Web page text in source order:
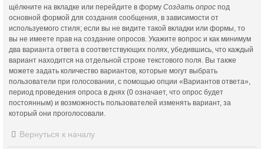
щёлкните на вкладке или перейдите в форму Создать опрос под
основной формой для создания сообщения, в зависимости от
используемого стиля; если вы не видите такой вкладки или формы, то
вы не имеете прав на создание опросов. Укажите вопрос и как минимум
два варианта ответа в соответствующих полях, убедившись, что каждый
вариант находится на отдельной строке текстового поля. Вы также
можете задать количество вариантов, которые могут выбрать
пользователи при голосовании, с помощью опции «Вариантов ответа»,
период проведения опроса в днях (0 означает, что опрос будет
постоянным) и возможность пользователей изменять вариант, за
который они проголосовали.
Вернуться к началу